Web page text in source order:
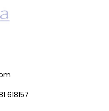
618157